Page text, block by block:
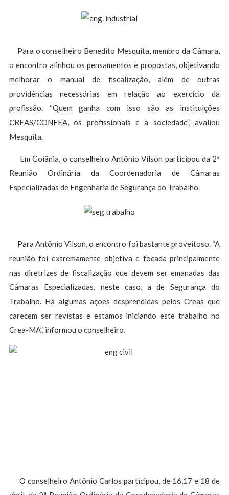
Para o conselheiro Benedito Mesquita, membro da Câmara,
o encontro alinhou os pensamentos e propostas, objetivando
melhorar o manual de fiscalização, além de outras
providências necessárias em relação ao exercício da
profissão. “Quem ganha com isso são as instituições
CREAS/CONFEA, os profissionais e a sociedade”, avaliou
Mesquita.
Em Goiânia, o conselheiro Antônio Vilson participou da 2ª
Reunião Ordinária da Coordenadoria de Câmaras
Especializadas de Engenharia de Segurança do Trabalho.
Para Antônio Vilson, o encontro foi bastante proveitoso. “A
reunião foi extremamente objetiva e focada principalmente
nas diretrizes de fiscalização que devem ser emanadas das
Câmaras Especializadas, neste caso, a de Segurança do
Trabalho. Há algumas ações desprendidas pelos Creas que
carecem ser revistas e estamos iniciando este trabalho no
Crea-MA”, informou o conselheiro.
O conselheiro Antônio Carlos participou, de 16,17 e 18 de